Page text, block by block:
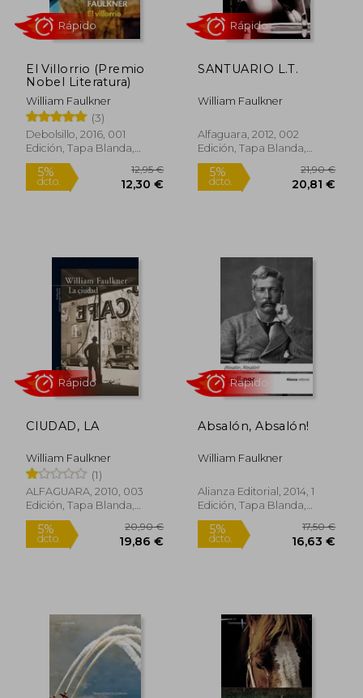
5%
dcto. 15,68 €
5%
dcto.
El Villorrio (Premio
Nobel Literatura)
William Faulkner
(3)
Debolsillo, 2016, 001
Edición, Tapa Blanda,
Nuevo
12,30 €
Rápido
SANTUARIO L.T.
William Faulkner
Alfaguara, 2012, 002
Edición, Tapa Blanda,
Nuevo
5%
dcto.
Rápido
CIUDAD, LA
William Faulkner
(1)
ALFAGUARA, 2010, 003
Edición, Tapa Blanda,
Nuevo
Absalón, Absalón!
William Faulkner
Alianza Editorial, 2014, 1
Edición, Tapa Blanda,
Nuevo